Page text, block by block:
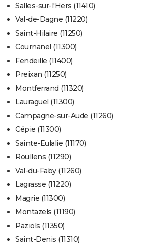
Salles-sur-l'Hers (11410)
Val-de-Dagne (11220)
Saint-Hilaire (11250)
Cournanel (11300)
Fendeille (11400)
Preixan (11250)
Montferrand (11320)
Lauraguel (11300)
Campagne-sur-Aude (11260)
Cépie (11300)
Sainte-Eulalie (11170)
Roullens (11290)
Val-du-Faby (11260)
Lagrasse (11220)
Magrie (11300)
Montazels (11190)
Paziols (11350)
Saint-Denis (11310)